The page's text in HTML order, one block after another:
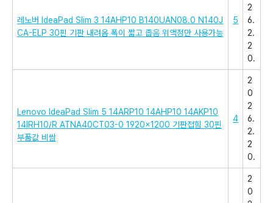
레노버 IdeaPad Slim 3 14AHP10 B140UAN08.0 N140J
CA-ELP 30핀 기판 내려옴 폭이 짧고 좁음 위액정만 사용가능
5
2
6.
2.
2
0.
Lenovo IdeaPad Slim 5 14ARP10 14AHP10 14AKP10
14IRH10/R ATNA40CT03-0 1920×1200 기판접힘 30핀
부품값 비쌈
4
2
0
2
6.
2.
2
0.
2
0